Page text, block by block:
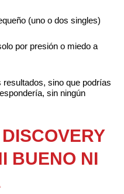
(uno o dos singles)
por presión o miedo a
sino que podrías
sin ningún
BUENO NI